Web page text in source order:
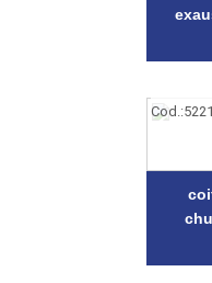
Cod.:5221